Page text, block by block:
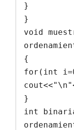
}
}
void
{
for(int
}
int